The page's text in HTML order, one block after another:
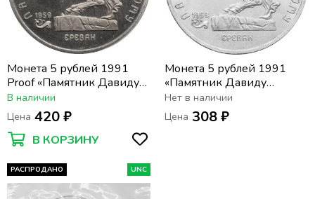
Монета 5 рублей 1991
Proof «Памятник Давиду
Сасунскому в Ереване»
капсула
В наличии
Цена 420 ₽
В КОРЗИНУ
Монета 5 рублей 1991
«Памятник Давиду
Сасунскому в Ереване»
Нет в наличии
Цена 308 ₽
РАСПРОДАНО UNC